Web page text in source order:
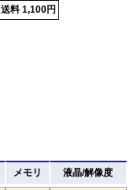
送料 1,100円
メモリ 液晶/解像度